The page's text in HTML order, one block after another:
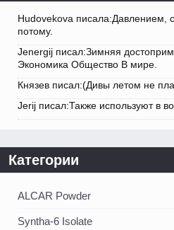
Hudovekova писала:Давлением,
потому.
Jenergij писал:Зимняя
Экономика Общество В мире.
Князев писал:(Дивы летом не
Jerij писал:Также используют в
Категории
ALCAR Powder
Syntha-6 Isolate